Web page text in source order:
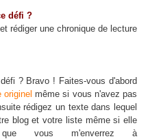
défi ?
rédiger une chronique de lecture
? Bravo ! Faites-vous d'abord
originel même si vous n'avez pas
rédigez un texte dans lequel
blog et votre liste même si elle
vous m'enverrez à